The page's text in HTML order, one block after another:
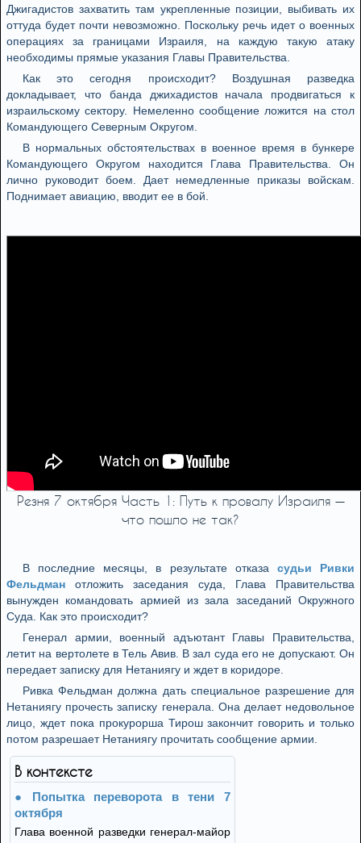
Джигадистов захватить там укрепленные позиции, выбивать их
оттуда будет почти невозможно. Поскольку речь идет о военных
операциях за границами Израиля, на каждую такую атаку
необходимы прямые указания Главы Правительства.
Как это сегодня происходит? Воздушная разведка
докладывает, что банда джихадистов начала продвигаться к
израильскому сектору. Немеленно сообщение ложится на стол
Командующего Северным Округом.
В нормальных обстоятельствах в военное время в бункере
Командующего Округом находится Глава Правительства. Он
лично руководит боем. Дает немедленные приказы войскам.
Поднимает авиацию, вводит ее в бой.
Резня 7 октября Часть 1: Путь к провалу Израиля —
что пошло не так?
В последние месяцы, в результате отказа судьи Ривки
Фельдман отложить заседания суда, Глава Правительства
вынужден командовать армией из зала заседаний Окружного
Суда. Как это происходит?
Генерал армии, военный адъютант Главы Правительства,
летит на вертолете в Тель Авив. В зал суда его не допускают. Он
передает записку для Нетаниягу и ждет в коридоре.
Ривка Фельдман должна дать специальное разрешение для
Нетаниягу прочесть записку генерала. Она делает недовольное
лицо, ждет пока прокурорша Тирош закончит говорить и только
потом разрешает Нетаниягу прочитать сообщение армии.
В контексте
Попытка переворота в тени 7
октября
Глава военной разведки генерал-майор